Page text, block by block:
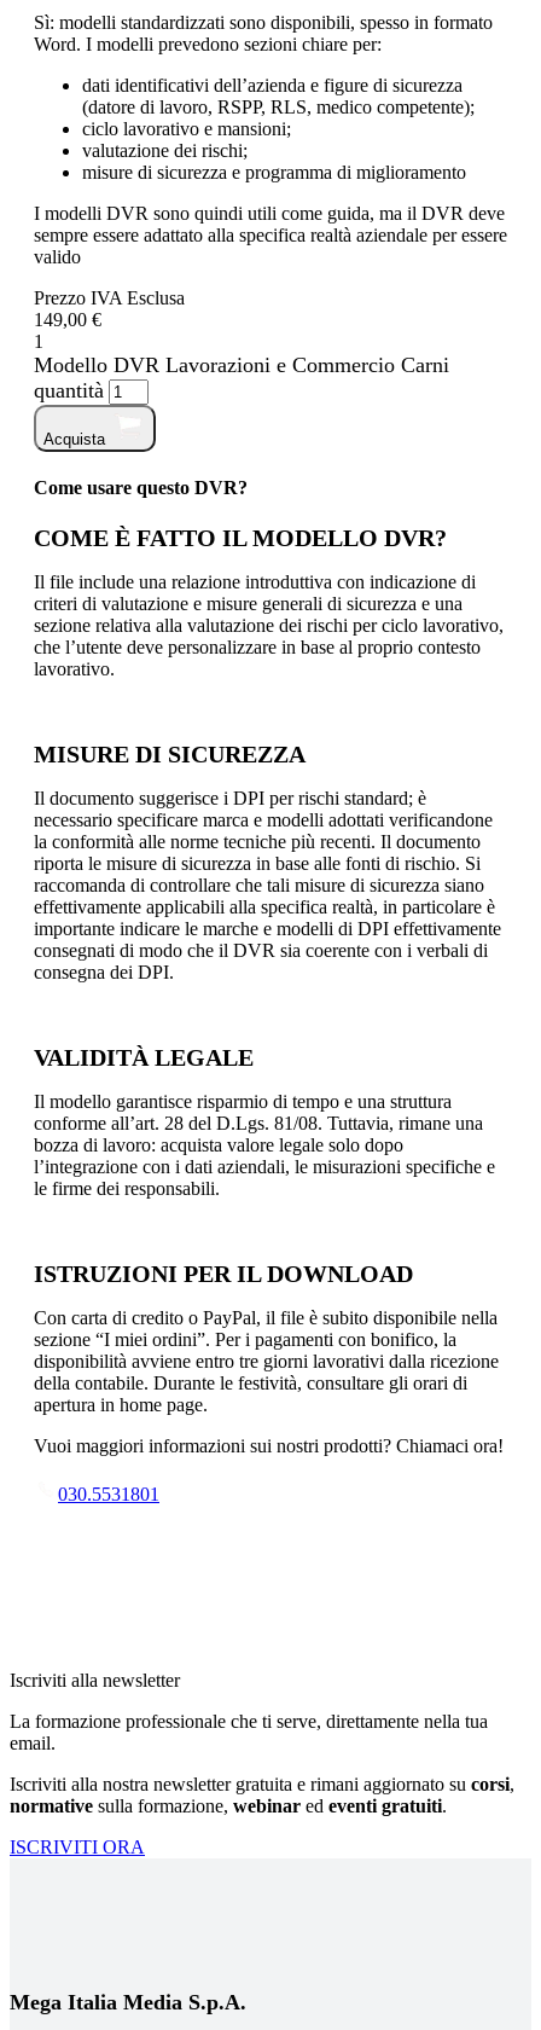
Sì: modelli standardizzati sono disponibili, spesso in formato
Word. I modelli prevedono sezioni chiare per:
dati identificativi dell’azienda e figure di sicurezza
(datore di lavoro, RSPP, RLS, medico competente);
ciclo lavorativo e mansioni;
valutazione dei rischi;
misure di sicurezza e programma di miglioramento
I modelli DVR sono quindi utili come guida, ma il DVR deve
sempre essere adattato alla specifica realtà aziendale per essere
valido
Prezzo IVA Esclusa
149,00 €
1
Modello DVR Lavorazioni e Commercio Carni
quantità
Acquista
Come usare questo DVR?
COME È FATTO IL MODELLO DVR?
Il file include una relazione introduttiva con indicazione di
criteri di valutazione e misure generali di sicurezza e una
sezione relativa alla valutazione dei rischi per ciclo lavorativo,
che l’utente deve personalizzare in base al proprio contesto
lavorativo.
MISURE DI SICUREZZA
Il documento suggerisce i DPI per rischi standard; è
necessario specificare marca e modelli adottati verificandone
la conformità alle norme tecniche più recenti. Il documento
riporta le misure di sicurezza in base alle fonti di rischio. Si
raccomanda di controllare che tali misure di sicurezza siano
effettivamente applicabili alla specifica realtà, in particolare è
importante indicare le marche e modelli di DPI effettivamente
consegnati di modo che il DVR sia coerente con i verbali di
consegna dei DPI.
VALIDITÀ LEGALE
Il modello garantisce risparmio di tempo e una struttura
conforme all’art. 28 del D.Lgs. 81/08. Tuttavia, rimane una
bozza di lavoro: acquista valore legale solo dopo
l’integrazione con i dati aziendali, le misurazioni specifiche e
le firme dei responsabili.
ISTRUZIONI PER IL DOWNLOAD
Con carta di credito o PayPal, il file è subito disponibile nella
sezione “I miei ordini”. Per i pagamenti con bonifico, la
disponibilità avviene entro tre giorni lavorativi dalla ricezione
della contabile. Durante le festività, consultare gli orari di
apertura in home page.
Vuoi maggiori informazioni sui nostri prodotti? Chiamaci ora!
030.5531801
Iscriviti alla newsletter
La formazione professionale che ti serve, direttamente nella tua
email.
Iscriviti alla nostra newsletter gratuita e rimani aggiornato su corsi,
normative sulla formazione, webinar ed eventi gratuiti.
ISCRIVITI ORA
Mega Italia Media S.p.A.